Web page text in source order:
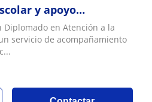
y apoyo
de semana)
Diplomado en Atención a la
servicio de acompañamiento